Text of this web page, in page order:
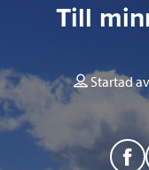
Till
Startad
F